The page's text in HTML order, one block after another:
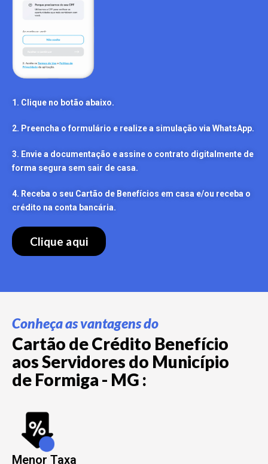
1. Clique no botão abaixo.
2. Preencha o formulário e realize a simulação via WhatsApp.
3. Envie a documentação e assine o contrato digitalmente de
forma segura sem sair de casa.
4. Receba o seu Cartão de Benefícios em casa e/ou receba o
crédito na conta bancária.
Clique aqui
Conheça as vantagens do
Cartão de Crédito Benefício
aos Servidores do Município
de Formiga - MG :
Menor Taxa